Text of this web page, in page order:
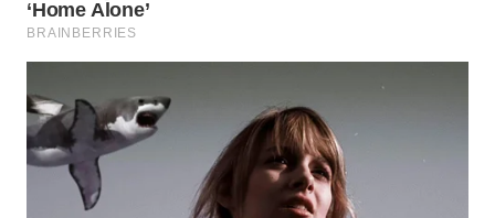
SUBANG
SUKABUMI
WN
PURWAKARTA